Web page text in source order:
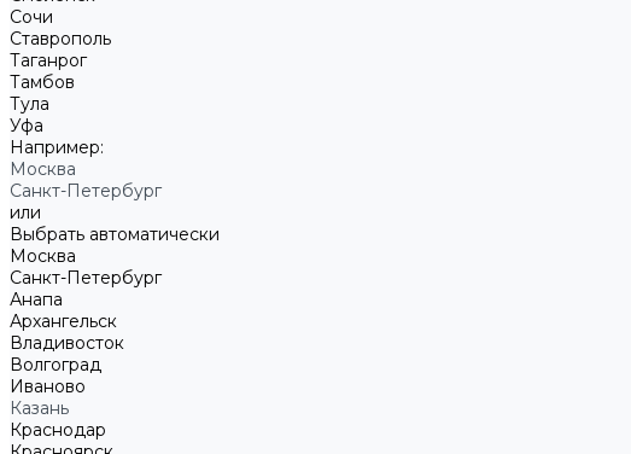
Сочи
Ставрополь
Таганрог
Тамбов
Тула
Уфа
Например:
Москва
Санкт-Петербург
или
Выбрать автоматически
Москва
Санкт-Петербург
Анапа
Архангельск
Владивосток
Волгоград
Иваново
Казань
Краснодар